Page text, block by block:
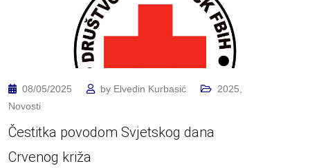
08/05/2025 by Elvedin Kurbasić 2025
Novosti
Čestitka povodom Svjetskog dana
Crvenog križa